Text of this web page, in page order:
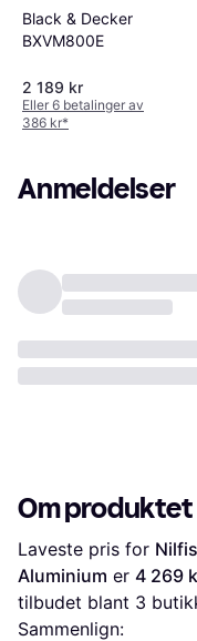
Black & Decker
BXVM800E
2 189 kr
Eller 6 betalinger av
386 kr*
Anmeldelser
Om produktet
Laveste pris for
Aluminium er 4 269
tilbudet blant 3
Sammenlign: